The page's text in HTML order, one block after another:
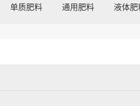
单质肥料 通用肥料 液体肥